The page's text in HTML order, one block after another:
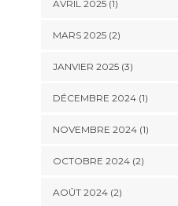
AVRIL 2025(1)
MARS 2025(2)
JANVIER 2025(3)
DÉCEMBRE 2024(1)
NOVEMBRE 2024(1)
OCTOBRE 2024(2)
AOÛT 2024(2)